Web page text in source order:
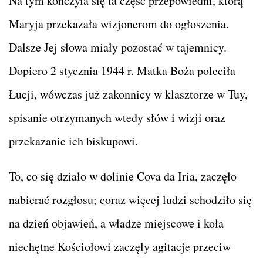
Maryja przekazała wizjonerom do ogłoszenia.
Dalsze Jej słowa miały pozostać w tajemnicy.
Dopiero 2 stycznia 1944 r. Matka Boża poleciła
Łucji, wówczas już zakonnicy w klasztorze w Tuy,
spisanie otrzymanych wtedy słów i wizji oraz
przekazanie ich biskupowi.
To, co się działo w dolinie Cova da Iria, zaczęło
nabierać rozgłosu; coraz więcej ludzi schodziło się
na dzień objawień, a władze miejscowe i koła
niechętne Kościołowi zaczęły agitacje przeciw